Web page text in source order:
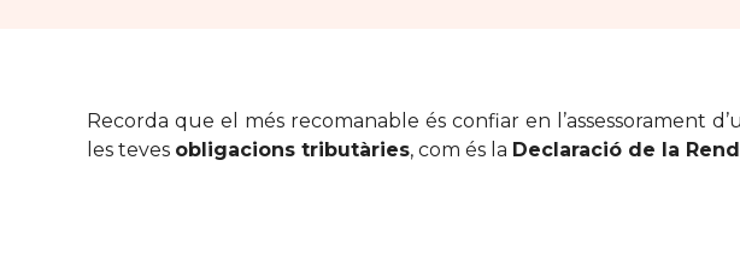
Recorda que el més recomanable és confiar en l’assessorament
les teves obligacions tributàries, com és la Declaració de la